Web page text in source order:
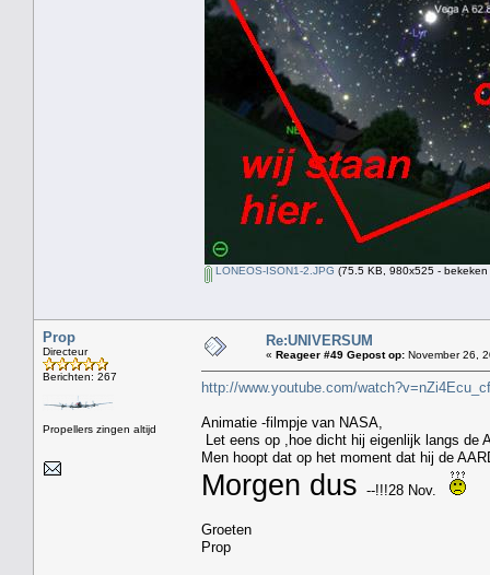
LONEOS-ISON1-2.JPG (75.5 KB, 980x525 - bekeken
Prop
Directeur
Berichten: 267
Propellers zingen altijd
Re:UNIVERSUM
« Reageer #49 Gepost op: November 26,
http://www.youtube.com/
Animatie -filmpje van NASA,
Let eens op ,hoe dicht hij eigenlijk langs de
Men hoopt dat op het moment dat hij de
Morgen dus --!!!28 Nov.
Groeten
Prop